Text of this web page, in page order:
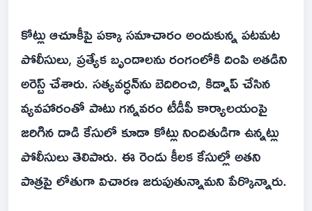
కోట్లు ఆచూకీపై పక్కా సమాచారం అందుకున్న పటమట
పోలీసులు, ప్రత్యేక బృందాలను రంగంలోకి దింపి అతడిని
అరెస్ట్ చేశారు. సత్యవర్ధన్‌ను బెదిరించి, కిడ్నాప్ చేసిన
వ్యవహారంతో పాటు గన్నవరం టీడీపీ కార్యాలయంపై
జరిగిన దాడి కేసులో కూడా కోట్లు నిందితుడిగా ఉన్నట్లు
పోలీసులు తెలిపారు. ఈ రెండు కీలక కేసుల్లో అతని
పాత్రపై లోతుగా విచారణ జరుపుతున్నామని పేర్కొన్నారు.